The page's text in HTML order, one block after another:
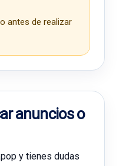
antes de realizar
anuncios o
y tienes dudas